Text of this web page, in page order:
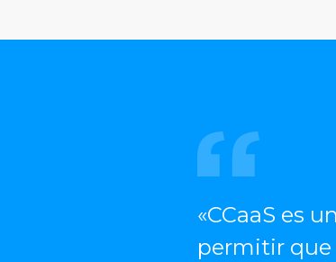
«CCaaS es
permitir que